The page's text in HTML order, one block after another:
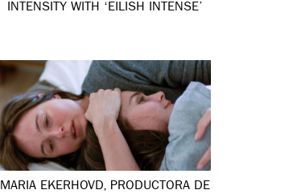
INTENSITY WITH ‘EILISH INTENSE’
MARIA EKERHOVD, PRODUCTORA DE